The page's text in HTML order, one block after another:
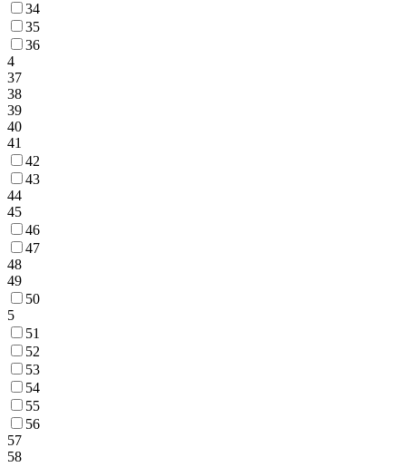
34
35
36
4
37
38
39
40
41
42
43
44
45
46
47
48
49
50
5
51
52
53
54
55
56
57
58